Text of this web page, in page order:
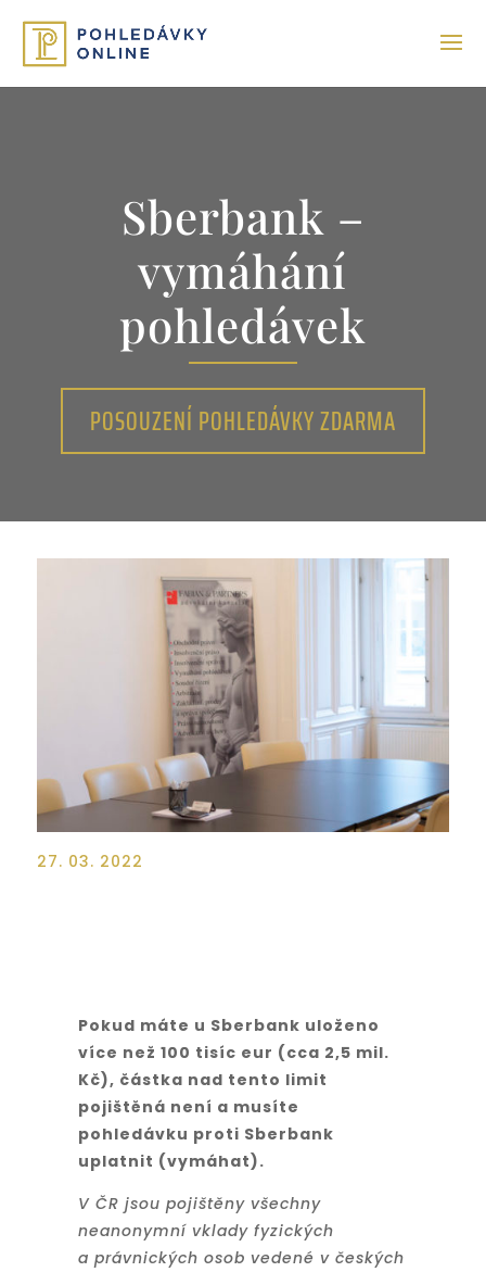
Sberbank –
vymáhání
pohledávek
POSOUZENÍ POHLEDÁVKY ZDARMA
27. 03. 2022
Pokud máte u Sberbank uloženo
více než 100 tisíc eur (cca 2,5 mil.
Kč), částka nad tento limit
pojištěná není a musíte
pohledávku proti Sberbank
uplatnit (vymáhat).
V ČR jsou pojištěny všechny
neanonymní vklady fyzických
a právnických osob vedené v českých